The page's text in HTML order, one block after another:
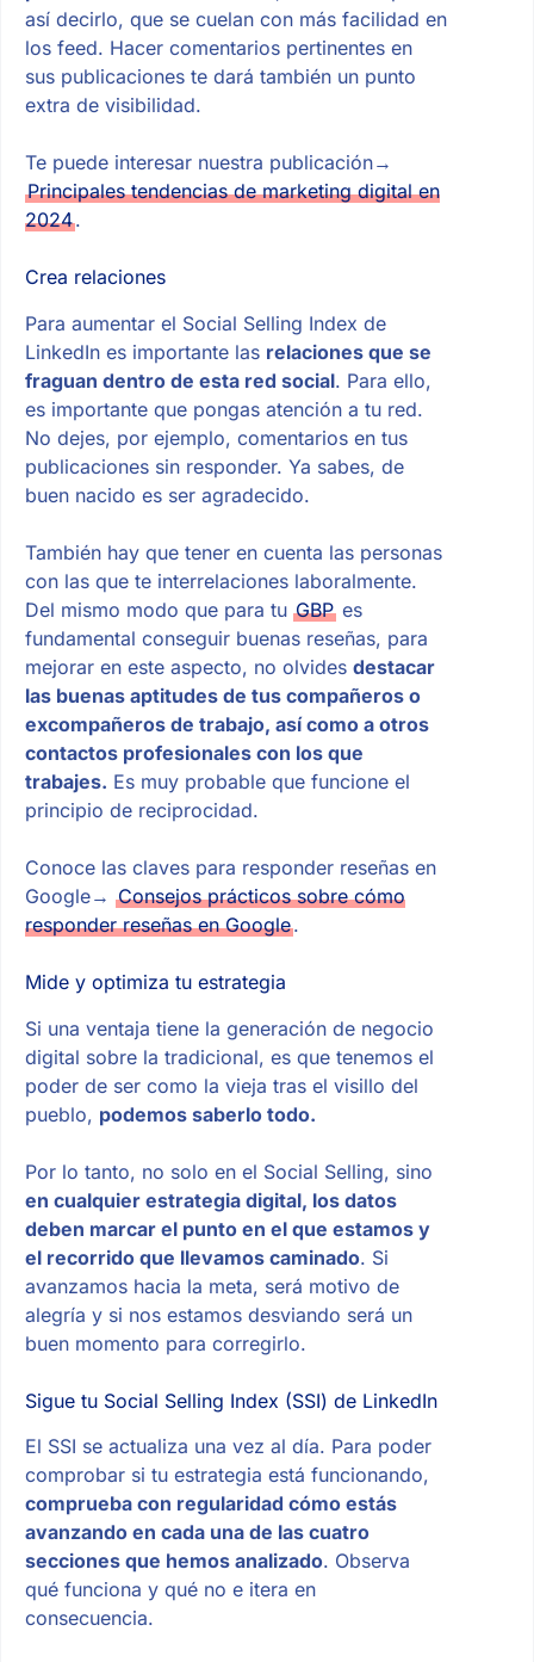
así decirlo, que se cuelan con más facilidad en
los feed. Hacer comentarios pertinentes en
sus publicaciones te dará también un punto
extra de visibilidad.
Te puede interesar nuestra publicación→
Principales tendencias de marketing digital en
2024.
Crea relaciones
Para aumentar el Social Selling Index de
LinkedIn es importante las relaciones que se
fraguan dentro de esta red social. Para ello,
es importante que pongas atención a tu red.
No dejes, por ejemplo, comentarios en tus
publicaciones sin responder. Ya sabes, de
buen nacido es ser agradecido.
También hay que tener en cuenta las personas
con las que te interrelaciones laboralmente.
Del mismo modo que para tu GBPes
fundamental conseguir buenas reseñas, para
mejorar en este aspecto, no olvides destacar
las buenas aptitudes de tus compañeros o
excompañeros de trabajo, así como a otros
contactos profesionales con los que
trabajes. Es muy probable que funcione el
principio de reciprocidad.
Conoce las claves para responder reseñas en
Google→ Consejos prácticos sobre cómo
responder reseñas en Google.
Mide y optimiza tu estrategia
Si una ventaja tiene la generación de negocio
digital sobre la tradicional, es que tenemos el
poder de ser como la vieja tras el visillo del
pueblo, podemos saberlo todo.
Por lo tanto, no solo en el Social Selling, sino
en cualquier estrategia digital, los datos
deben marcar el punto en el que estamos y
el recorrido que llevamos caminado. Si
avanzamos hacia la meta, será motivo de
alegría y si nos estamos desviando será un
buen momento para corregirlo.
Sigue tu Social Selling Index (SSI) de LinkedIn
El SSI se actualiza una vez al día. Para poder
comprobar si tu estrategia está funcionando,
comprueba con regularidad cómo estás
avanzando en cada una de las cuatro
secciones que hemos analizado. Observa
qué funciona y qué no e itera en
consecuencia.